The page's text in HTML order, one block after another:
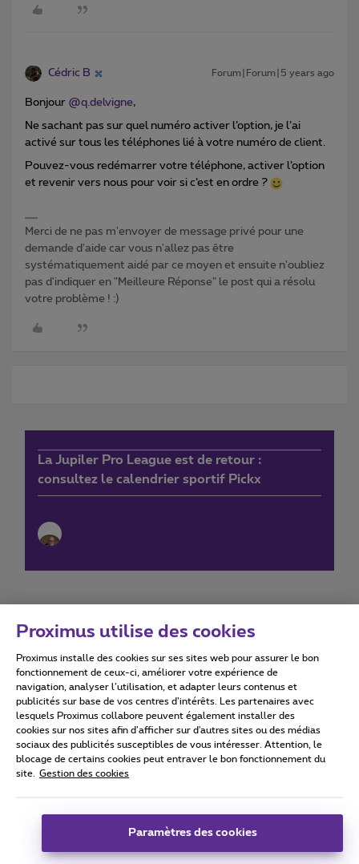
Cédric B Forum|Forum|5 years ago
Bonjour @q.delvigne,
Ne sachant pas sur quel numéro activer l’option, je l’ai
activé sur tous les téléphones lié à votre numéro de client.
Pouvez-vous redémarrer votre téléphone, activer l’option
et revenir vers nous pour voir si c’est en ordre ?
Merci de ne pas m'envoyer de message privé pour une
demande d'aide car vous n'allez pas être
systématiquement aidé par ce moyen et ensuite n'oubliez
pas d'indiquer en "Meilleure Réponse" le post qui a résolu
votre problème ! :)
La Jupiler Pro League est de retour :
consultez le calendrier sportif Pickx
Conditions d'utilisation Accessibility statement
Tous droits réservés. © 2026 Proximus
Conditions générales, info consommateur
Coordonnées de l’entreprise
Boulevard du Roi Albert II 27 - B-1030 Bruxelles.
Proximus utilise des cookies
Proximus installe des cookies sur ses sites web pour assurer le bon
fonctionnement de ceux-ci, améliorer votre expérience de
navigation, analyser l’utilisation, et adapter leurs contenus et
publicités sur base de vos centres d’intérêts. Les partenaires avec
lesquels Proximus collabore peuvent également installer des
cookies sur nos sites afin d’afficher sur d'autres sites ou des médias
sociaux des publicités susceptibles de vous intéresser. Attention, le
blocage de certains cookies peut entraver le bon fonctionnement du
site.
Gestion des cookies
Paramètres des cookies